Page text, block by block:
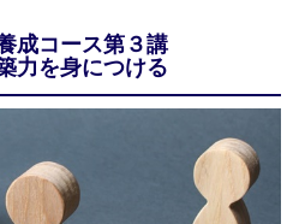
成コース第３講
力を身につける